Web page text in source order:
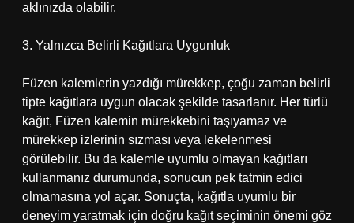
aklınızda olabilir.
3. Yalnızca Belirli Kağıtlara Uygunluk
Füzen kalemlerin yazdığı mürekkep, çoğu zaman belirli
tipte kağıtlara uygun olacak şekilde tasarlanır. Her türlü
kağıt, Füzen kalemin mürekkebini taşıyamaz ve
mürekkep izlerinin sızması veya lekelenmesi
görülebilir. Bu da kalemle uyumlu olmayan kağıtları
kullanmanız durumunda, sonucun pek tatmin edici
olmamasına yol açar. Sonuçta, kağıtla uyumlu bir
deneyim yaratmak için doğru kağıt seçiminin önemi göz